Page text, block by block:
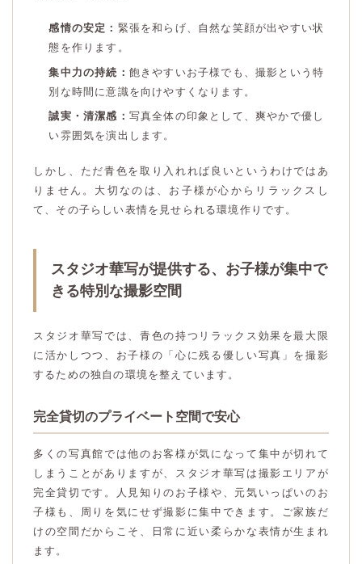
感情の安定： 緊張を和らげ、自然な笑顔が出やすい状
態を作ります。
集中力の持続： 飽きやすいお子様でも、撮影という特
別な時間に意識を向けやすくなります。
誠実・清潔感： 写真全体の印象として、爽やかで優し
い雰囲気を演出します。
しかし、ただ青色を取り入れれば良いというわけではあ
りません。大切なのは、お子様が心からリラックスし
て、その子らしい表情を見せられる環境作りです。
スタジオ華写が提供する、お子様が集中で
きる特別な撮影空間
スタジオ華写では、青色の持つリラックス効果を最大限
に活かしつつ、お子様の「心に残る優しい写真」を撮影
するための独自の環境を整えています。
完全貸切のプライベート空間で安心
多くの写真館では他のお客様が気になって集中が切れて
しまうことがありますが、スタジオ華写は撮影エリアが
完全貸切です。人見知りのお子様や、元気いっぱいのお
子様も、周りを気にせず撮影に集中できます。ご家族だ
けの空間だからこそ、日常に近い柔らかな表情が生まれ
ます。